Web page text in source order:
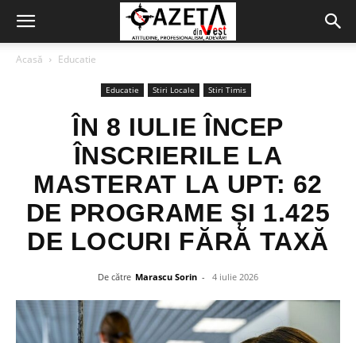
Acasă Educatie
Educatie Stiri Locale Stiri Timis
ÎN 8 IULIE ÎNCEP
ÎNSCRIERILE LA
MASTERAT LA UPT: 62
DE PROGRAME ȘI 1.425
DE LOCURI FĂRĂ TAXĂ
De către Marascu Sorin - 4 iulie 2026